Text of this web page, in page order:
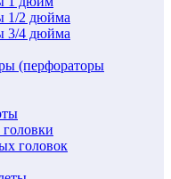
1/2 дюйма
3/4 дюйма
(перфораторы
головок